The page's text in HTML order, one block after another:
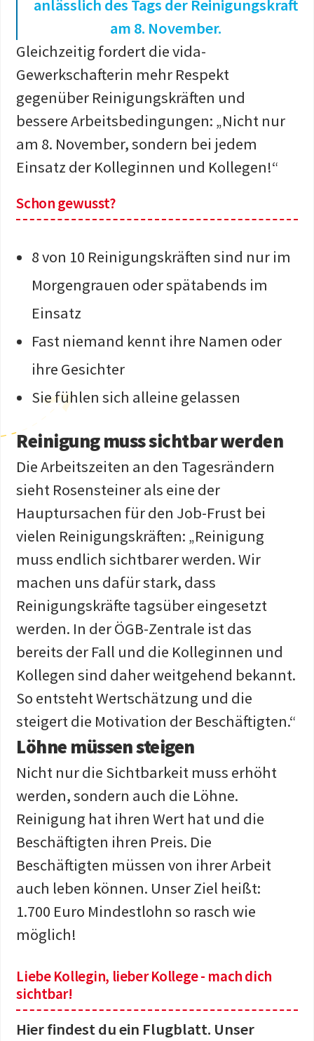
anlässlich des Tags der Reinigungskraft
am 8. November.
Gleichzeitig fordert die vida-
Gewerkschafterin mehr Respekt
gegenüber Reinigungskräften und
bessere Arbeitsbedingungen: „Nicht nur
am 8. November, sondern bei jedem
Einsatz der Kolleginnen und Kollegen!“
Schon gewusst?
8 von 10 Reinigungskräften sind nur im
Morgengrauen oder spätabends im
Einsatz
Fast niemand kennt ihre Namen oder
ihre Gesichter
Sie fühlen sich alleine gelassen
Reinigung muss sichtbar werden
Die Arbeitszeiten an den Tagesrändern
sieht Rosensteiner als eine der
Hauptursachen für den Job-Frust bei
vielen Reinigungskräften: „Reinigung
muss endlich sichtbarer werden. Wir
machen uns dafür stark, dass
Reinigungskräfte tagsüber eingesetzt
werden. In der ÖGB-Zentrale ist das
bereits der Fall und die Kolleginnen und
Kollegen sind daher weitgehend bekannt.
So entsteht Wertschätzung und die
steigert die Motivation der Beschäftigten.“
Löhne müssen steigen
Nicht nur die Sichtbarkeit muss erhöht
werden, sondern auch die Löhne.
Reinigung hat ihren Wert hat und die
Beschäftigten ihren Preis. Die
Beschäftigten müssen von ihrer Arbeit
auch leben können. Unser Ziel heißt:
1.700 Euro Mindestlohn so rasch wie
möglich!
Liebe Kollegin, lieber Kollege - mach dich
sichtbar!
Hier findest du ein Flugblatt. Unser